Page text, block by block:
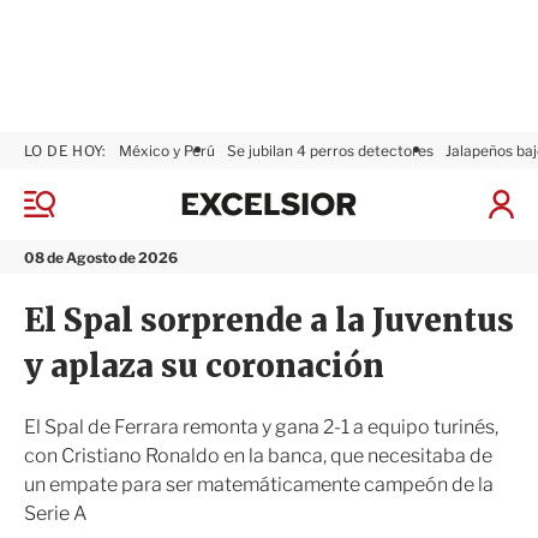
M
n
08 de Agosto de 2026
LO DE HOY: México y Perú Se jubilan 4 perros detectores Jalapeños
I
a
x
i
o
r
El Spal sorprende a la Juventus
y aplaza su coronación
El Spal de Ferrara remonta y gana 2-1 a equipo turinés,
con Cristiano Ronaldo en la banca, que necesitaba de
un empate para ser matemáticamente campeón de la
Serie A